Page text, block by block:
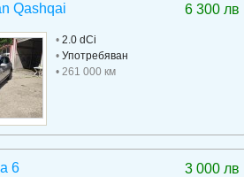
6 300 лв
Qashqai
• 2.0 dCi
• Употребяван
• 261 000 км
3 000 лв
6